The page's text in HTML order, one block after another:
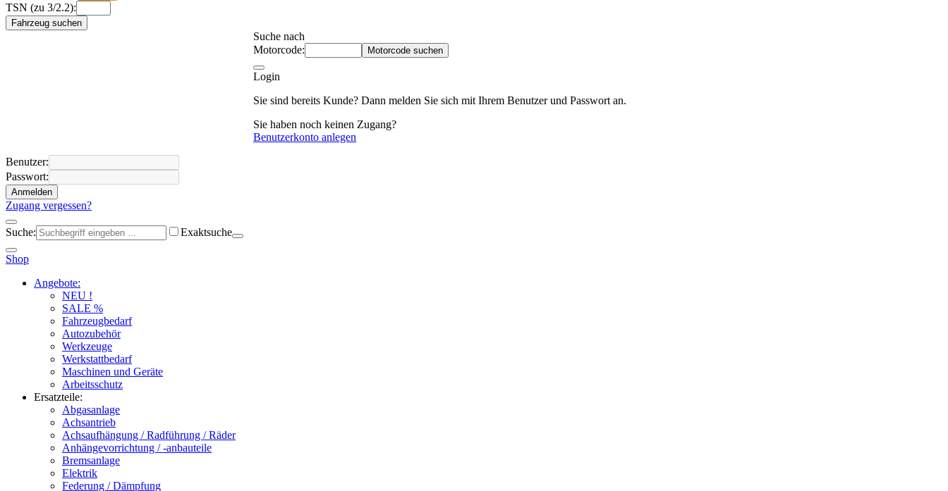
TSN (zu 3/2.2):
Fahrzeug suchen
Suche nach
Motorcode:
Motorcode suchen
Login
Sie sind bereits Kunde? Dann melden Sie sich mit Ihrem Benutzer und Passwort an.
Sie haben noch keinen Zugang?
Benutzerkonto anlegen
Benutzer:
Passwort:
Anmelden
Zugang vergessen?
Suche: Exaktsuche
Shop
Angebote:
NEU !
SALE %
Fahrzeugbedarf
Autozubehör
Werkzeuge
Werkstattbedarf
Maschinen und Geräte
Arbeitsschutz
Ersatzteile:
Abgasanlage
Achsantrieb
Achsaufhängung / Radführung / Räder
Anhängevorrichtung / -anbauteile
Bremsanlage
Elektrik
Federung / Dämpfung